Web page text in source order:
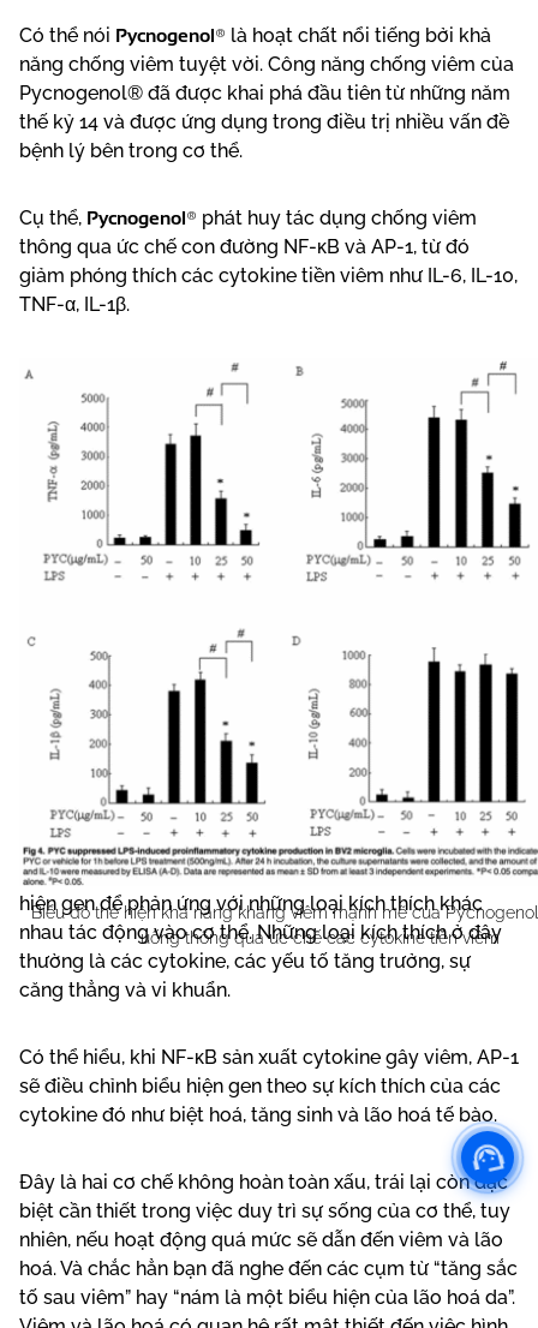
Có thể nói Pycnogenol® là hoạt chất nổi tiếng bởi khả
năng chống viêm tuyệt vời. Công năng chống viêm của
Pycnogenol® đã được khai phá đầu tiên từ những năm
thế kỷ 14 và được ứng dụng trong điều trị nhiều vấn đề
bệnh lý bên trong cơ thể.
Cụ thể, Pycnogenol® phát huy tác dụng chống viêm
thông qua ức chế con đường NF-κB và AP-1, từ đó
giảm phóng thích các cytokine tiền viêm như IL-6, IL-10,
TNF-α, IL-1β.
Biểu đồ thể hiện khả năng kháng viêm mạnh mẽ của
uống thông qua ức chế các cytokine tiền viêm
NF-κB là một phức hợp protein có yếu tố kiểm soát sự
phiên mã của DNA nhằm sản xuất các cytokine gây
viêm. Còn AP-1 là một dạng protein kích hoạt cũng
đóng góp vào quá trình phiên mã nhằm điều chỉnh biểu
hiện gen để phản ứng với những loại kích thích khác
nhau tác động vào cơ thể. Những loại kích thích ở đây
thường là các cytokine, các yếu tố tăng trưởng, sự
căng thẳng và vi khuẩn.
Có thể hiểu, khi NF-κB sản xuất cytokine gây viêm, AP-1
sẽ điều chỉnh biểu hiện gen theo sự kích thích của các
cytokine đó như biệt hoá, tăng sinh và lão hoá tế bào.
Đây là hai cơ chế không hoàn toàn xấu, trái lại còn đặc
biệt cần thiết trong việc duy trì sự sống của cơ thể, tuy
nhiên, nếu hoạt động quá mức sẽ dẫn đến viêm và lão
hoá. Và chắc hẳn bạn đã nghe đến các cụm từ “tăng sắc
tố sau viêm” hay “nám là một biểu hiện của lão hoá da”.